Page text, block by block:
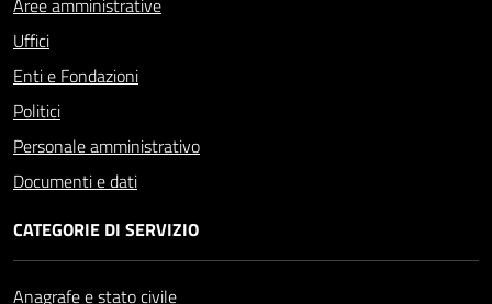
Aree amministrative
Uffici
Enti e Fondazioni
Politici
Personale amministrativo
Documenti e dati
CATEGORIE DI SERVIZIO
Anagrafe e stato civile